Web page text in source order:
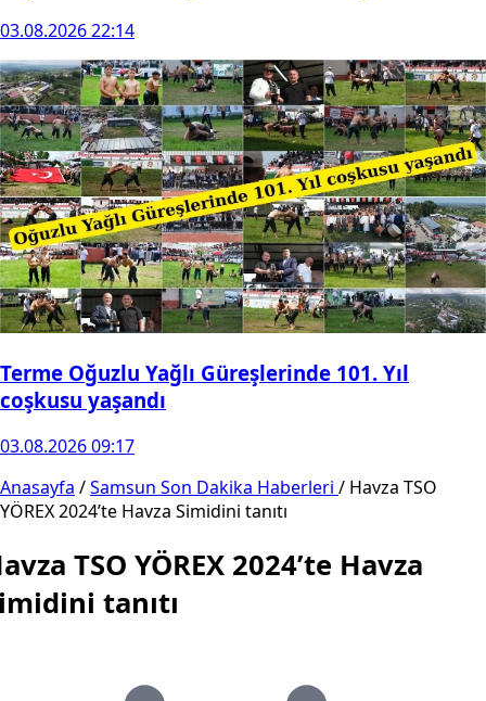
03.08.2026 22:14
Terme Oğuzlu Yağlı Güreşlerinde 101. Yıl
coşkusu yaşandı
03.08.2026 09:17
Anasayfa /Samsun Son Dakika Haberleri / Havza TSO
YÖREX 2024’te Havza Simidini tanıtı
TSO YÖREX 2024’te Havza
tanıtı